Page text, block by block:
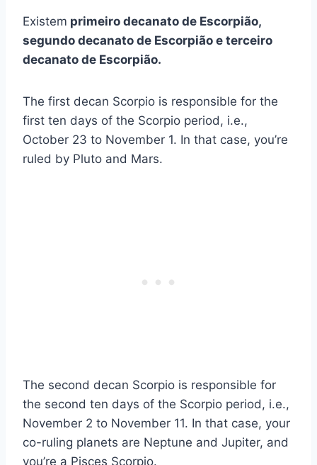
Existem primeiro decanato de Escorpião,
segundo decanato de Escorpião e terceiro
decanato de Escorpião.
The first decan Scorpio is responsible for the
first ten days of the Scorpio period, i.e.,
October 23 to November 1. In that case, you’re
ruled by Pluto and Mars.
The second decan Scorpio is responsible for
the second ten days of the Scorpio period, i.e.,
November 2 to November 11. In that case, your
co-ruling planets are Neptune and Jupiter, and
you’re a Pisces Scorpio.